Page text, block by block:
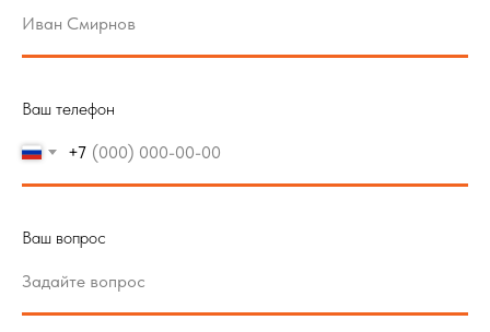
Ваш телефон
+7
Ваш вопрос